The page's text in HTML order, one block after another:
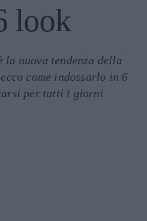
look
la nuova tendenza della
come indossarlo in 6
per tutti i giorni